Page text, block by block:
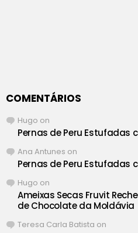
COMENTÁRIOS
Hugo on
Pernas de Peru Estufadas
Ana Antunes on
Pernas de Peru Estufadas
Hugo on
Ameixas Secas Fruvit
de Chocolate da Moldávia
Teresa Carla Batista on